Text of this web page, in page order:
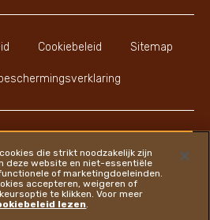
Cookiebeleid Sitemap
LinkedInYoutube
die strikt noodzakelijk zijn
deze website en niet-essentiële
of marketingdoeleinden.
accepteren, weigeren of
te klikken. Voor meer
lezen.